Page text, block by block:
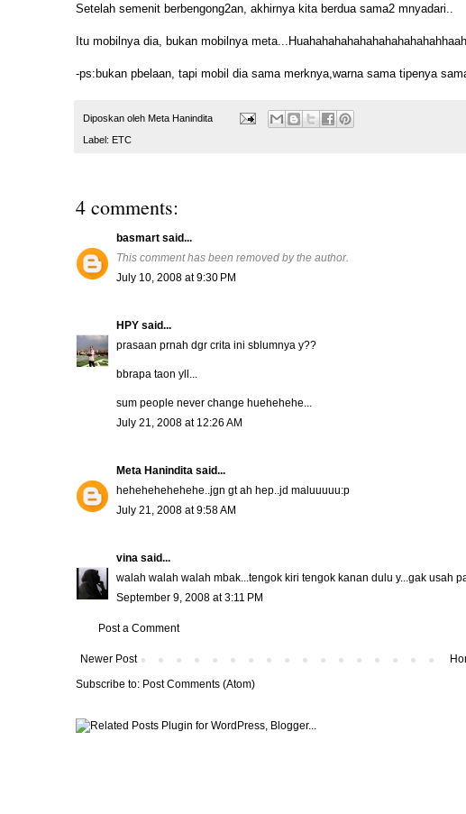
Setelah semenit berbengong2an, akhirnya kita berdua sama2 mnyadari..
Itu mobilnya dia, bukan mobilnya
-ps:bukan pbelaan, tapi mobil dia sama merknya,warna sama tipenya
Diposkan oleh Meta Hanindita
Label: ETC
4 comments:
basmart said...
This comment has been removed by the author.
July 10, 2008 at 9:30 PM
HPY said...
prasaan prnah dgr crita ini sblumnya y??
bbrapa taon yll...
sum people never change huehehehe...
July 21, 2008 at 12:26 AM
Meta Hanindita said...
hehehehehehehe..jgn gt ah hep..jd maluuuuu:p
July 21, 2008 at 9:58 AM
vina said...
walah walah walah mbak...tengok kiri tengok kanan dulu y...gak usah
September 9, 2008 at 3:11 PM
Post a Comment
Newer Post
Subscribe to: Post Comments (Atom)